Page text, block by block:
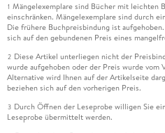
1 Mängelexemplare sind Bücher mit leichten
einschränken. Mängelexemplare sind durch
Die frühere Buchpreisbindung ist
sich auf den gebundenen Preis eines
2 Diese Artikel unterliegen nicht der
wurde aufgehoben oder der Preis wurde
Alternative wird Ihnen auf der Artikelseite
beziehen sich auf den vorherigen Preis.
3 Durch Öffnen der Leseprobe willigen Sie
Leseprobe übermittelt werden.